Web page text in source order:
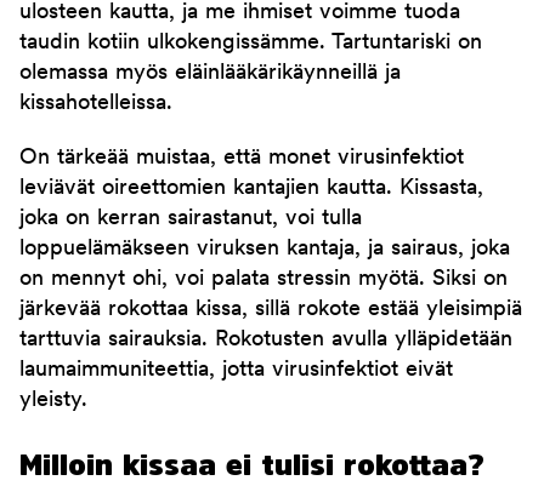
ulosteen kautta, ja me ihmiset voimme tuoda
taudin kotiin ulkokengissämme. Tartuntariski on
olemassa myös eläinlääkärikäynneillä ja
kissahotelleissa.
On tärkeää muistaa, että monet virusinfektiot
leviävät oireettomien kantajien kautta. Kissasta,
joka on kerran sairastanut, voi tulla
loppuelämäkseen viruksen kantaja, ja sairaus, joka
on mennyt ohi, voi palata stressin myötä. Siksi on
järkevää rokottaa kissa, sillä rokote estää yleisimpiä
tarttuvia sairauksia. Rokotusten avulla ylläpidetään
laumaimmuniteettia, jotta virusinfektiot eivät
yleisty.
Milloin kissaa ei tulisi rokottaa?